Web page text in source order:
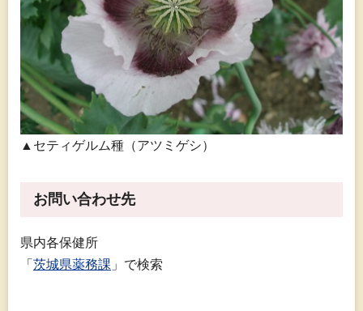
▲セティゲルム種（アツミゲシ）
お問い合わせ先
県内各保健所
「 茨城県薬務課 」で検索